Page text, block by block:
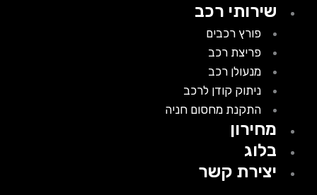
שירותי רכב
פורץ רכבים
פריצת רכב
מנעולן רכב
ניתוק קודן לרכב
התקנת מחסום חניה
מחירון
בלוג
יצירת קשר